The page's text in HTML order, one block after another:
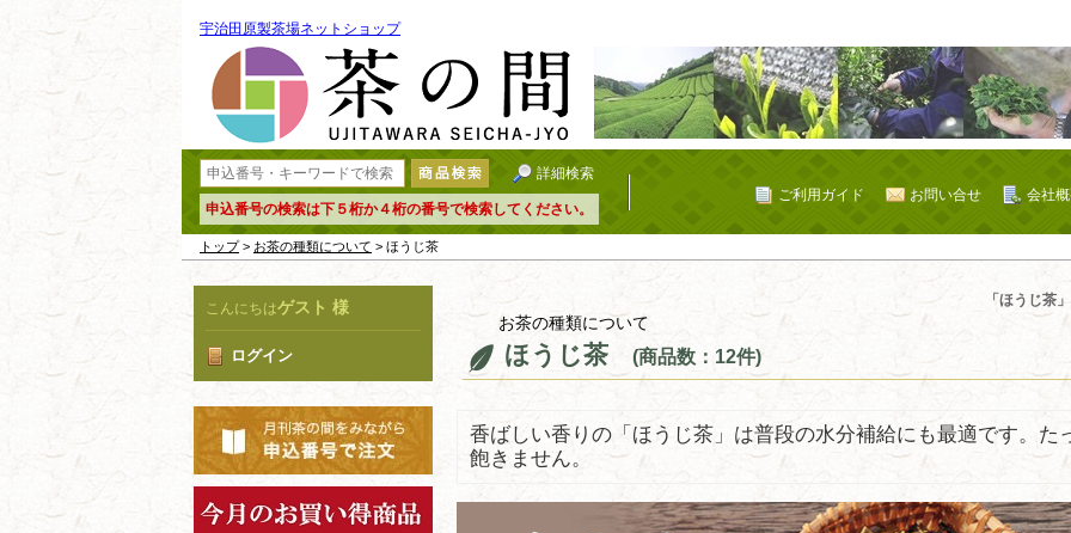
宇治田原製茶場ネットショップ
詳細検索
申込番号の検索は下５桁か４桁の番号で検索してください。
会社
お問い合せ
ご利用ガイド
トップ> お茶の種類について > ほうじ茶
こんにちはゲスト 様
ログイン
「ほうじ茶
お茶の種類について
ほうじ茶 (商品数：12件)
香ばしい香りの「ほうじ茶」は普段の水分補給にも最適です。た
飽きません。